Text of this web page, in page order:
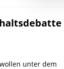
unter dem